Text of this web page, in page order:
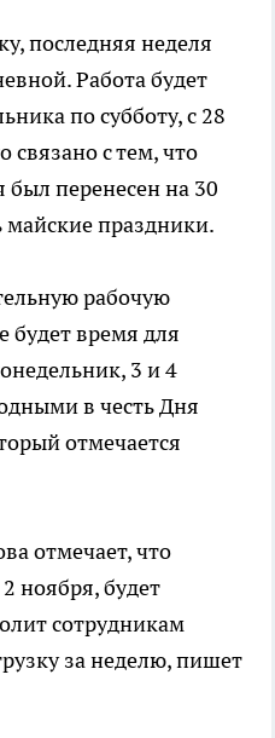
последняя неделя
Работа будет
по субботу, с 28
связано с тем, что
перенесен на 30
майские праздники.
рабочую
будет время для
3 и 4
в честь Дня
отмечается
отмечает, что
ноября, будет
сотрудникам
за неделю, пишет